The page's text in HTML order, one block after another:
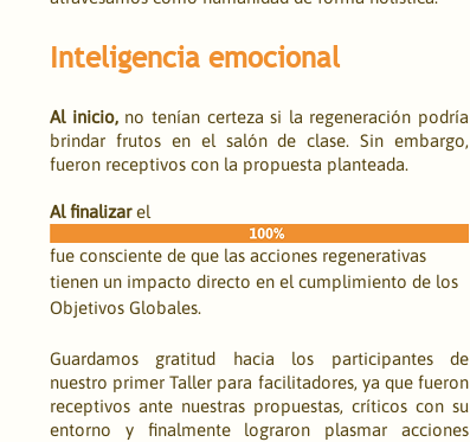
Inteligencia emocional
Al inicio, no tenían certeza si la regeneración podría
brindar frutos en el salón de clase. Sin embargo,
fueron receptivos con la propuesta planteada.
Al finalizar el
fue consciente de que las acciones regenerativas
tienen un impacto directo en el cumplimiento de los
Objetivos Globales.
Guardamos gratitud hacia los participantes de
nuestro primer Taller para facilitadores, ya que fueron
receptivos ante nuestras propuestas, críticos con su
entorno y finalmente lograron plasmar acciones